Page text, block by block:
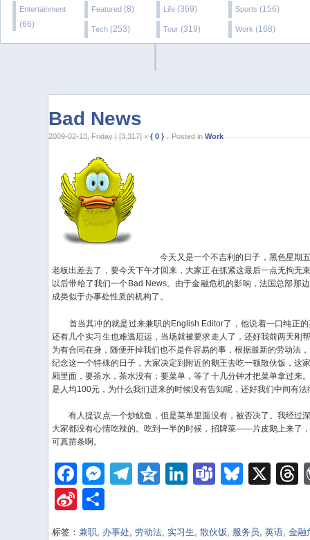
Entertainment
(66)
Featured (8) Life (369) Sports (156)
Tech (253) Tour (319) Work (168)
Bad News
2009-02-13, Friday | [3,317] ×{ 0 }，Posted inWork
今天又是一个不吉利的日子，黑色星期五
老板出差去了，要今天下午才回来，大家正在抓紧这最后一点无拘无
以后带给了我们一个Bad News。由于金融危机的影响，法国总部那
成类似于办事处性质的机构了。
首当其冲的就是过来兼职的English Editor了，他说着一口纯正的
还有几个实习生也难逃厄运，当场就被要求走人了，还好我前两天刚
为有合同在身，随便开掉我们也不是件容易的事，根据最新的劳动法
纪念这一个特殊的日子，大家决定到附近的鹅王去吃一顿散伙饭，这
厢里面，要茶水，茶水没有；要菜单，等了十几分钟才把菜单拿过来
是人均100元，为什么我们进来的时候没有告知呢，还好我们中间有
有人提议点一个炒鱿鱼，但是菜单里面没有，被否决了。我经过
大家都没有心情吃辣的。吃到一半的时候，招牌菜——片皮鹅上来了
可真苗条啊。
Facebook
Messenger
Telegram
Qzone
LinkedIn
TeamsX
Sina
Weibo
标签：兼职 办事处 ,劳动法 ,实习生 ,散伙饭 服务员 ,英语 ,金融